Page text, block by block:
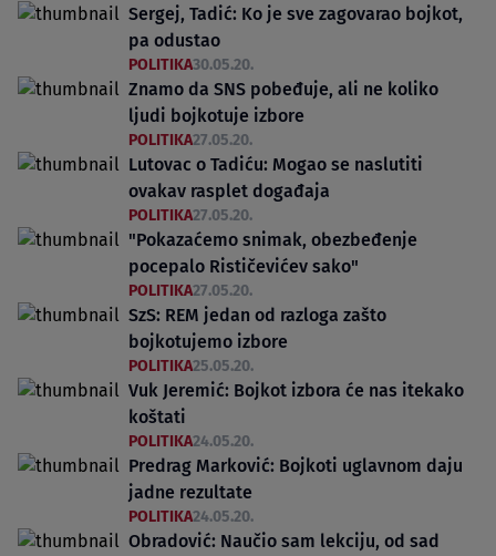
Sergej, Tadić: Ko je sve zagovarao bojkot,
pa odustao
POLITIKA30.05.20.
Znamo da SNS pobeđuje, ali ne koliko
ljudi bojkotuje izbore
POLITIKA27.05.20.
Lutovac o Tadiću: Mogao se naslutiti
ovakav rasplet događaja
POLITIKA27.05.20.
"Pokazaćemo snimak, obezbeđenje
pocepalo Rističevićev sako"
POLITIKA27.05.20.
SzS: REM jedan od razloga zašto
bojkotujemo izbore
POLITIKA25.05.20.
Vuk Jeremić: Bojkot izbora će nas itekako
koštati
POLITIKA24.05.20.
Predrag Marković: Bojkoti uglavnom daju
jadne rezultate
POLITIKA24.05.20.
Obradović: Naučio sam lekciju, od sad